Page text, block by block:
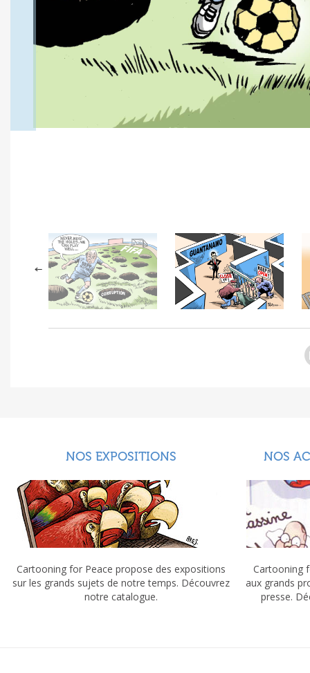
NOS EXPOSITIONS
Cartooning for Peace propose des expositions
sur les grands sujets de notre temps. Découvrez
notre catalogue.
NOS
Cartooning
aux grands
presse.